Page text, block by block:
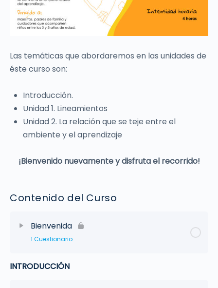
Las temáticas que abordaremos en las unidades de
éste curso son:
Introducción.
Unidad 1. Lineamientos
Unidad 2. La relación que se teje entre el
ambiente y el aprendizaje
¡Bienvenido nuevamente y disfruta el recorrido!
Contenido del Curso
Bienvenida
1 Cuestionario
INTRODUCCIÓN